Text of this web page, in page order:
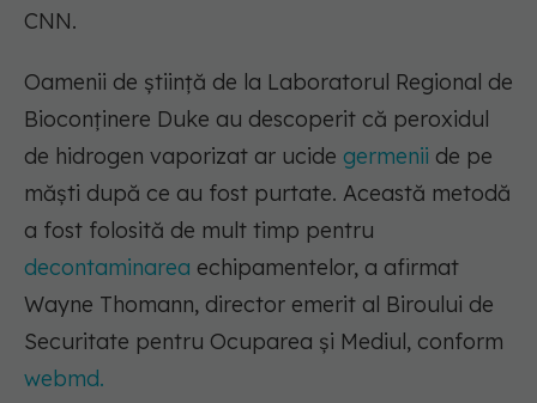
CNN.
Oamenii de știință de la Laboratorul Regional de
Bioconținere Duke au descoperit că peroxidul
de hidrogen vaporizat ar ucide germenii de pe
măști după ce au fost purtate. Această metodă
a fost folosită de mult timp pentru
decontaminarea echipamentelor, a afirmat
Wayne Thomann, director emerit al Biroului de
Securitate pentru Ocuparea și Mediul, conform
webmd.